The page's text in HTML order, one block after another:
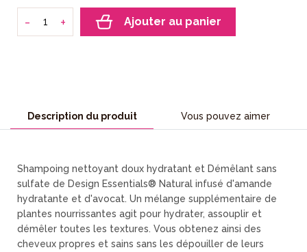
+
- Ajouter au panier
Description du produit Vous pouvez aimer
Shampoing nettoyant doux hydratant et Démêlant sans
sulfate de Design Essentials® Natural infusé d'amande
hydratante et d'avocat. Un mélange supplémentaire de
plantes nourrissantes agit pour hydrater, assouplir et
démêler toutes les textures. Vous obtenez ainsi des
cheveux propres et sains sans les dépouiller de leurs